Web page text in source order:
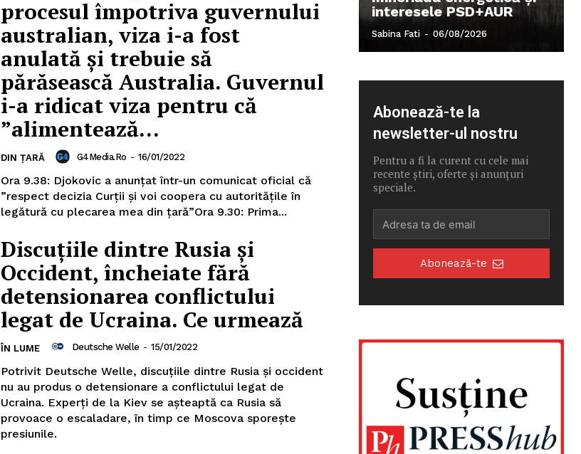
PRESShub
Despre noi / Echipa
Proiecte editoriale
procesul împotriva guvernului
australian, viza i-a fost
anulată și trebuie să
părăsească Australia. Guvernul
i-a ridicat viza pentru că
”alimentează...
DIN ȚARĂ G4Media.ro - 16/01/2022
Ora 9.38: Djokovic a anunțat într-un comunicat oficial că
”respect decizia Curții și voi coopera cu autoritățile în
legătură cu plecarea mea din țară”Ora 9.30: Prima...
Discuţiile dintre Rusia şi
Occident, încheiate fără
detensionarea conflictului
legat de Ucraina. Ce urmează
ÎN LUME Deutsche Welle - 15/01/2022
Potrivit Deutsche Welle, discuţiile dintre Rusia şi occident
nu au produs o detensionare a conflictului legat de
Ucraina. Experţi de la Kiev se aşteaptă ca Rusia să
provoace o escaladare, în timp ce Moscova sporeşte
presiunile.
interesele PSD+AUR
Sabina Fati - 06/08/2026
Abonează-te la
newsletter-ul nostru
Pentru a fi la curent cu cele mai
recente știri, oferte și anunțuri
speciale.
Abonează-te